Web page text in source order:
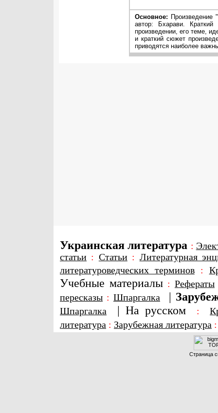
Основное: Произведение
автор: Бхарави.
произведении, его теме,
и краткий сюжет
приводятся наиболее
Украинская литература :
статьи : Статьи: Литературная
литературоведческих терминов:
Учебные материалы : Рефераты
пересказы : Шпаргалка |
Шпаргалка | На русском :
литература : Зарубежная литература
Страница